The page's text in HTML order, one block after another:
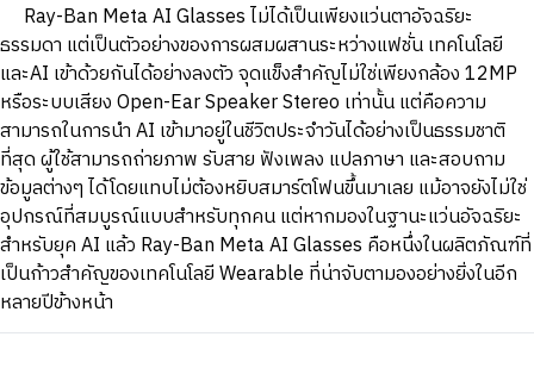
Ray-Ban Meta AI Glasses ไม่ได้เป็นเพียงแว่นตาอัจฉริยะ
ธรรมดา แต่เป็นตัวอย่างของการผสมผสานระหว่างแฟชั่น เทคโนโลยี
และAI เข้าด้วยกันได้อย่างลงตัว จุดแข็งสำคัญไม่ใช่เพียงกล้อง 12MP
หรือระบบเสียง Open-Ear Speaker Stereo เท่านั้น แต่คือความ
สามารถในการนำ AI เข้ามาอยู่ในชีวิตประจำวันได้อย่างเป็นธรรมชาติ
ที่สุด ผู้ใช้สามารถถ่ายภาพ รับสาย ฟังเพลง แปลภาษา และสอบถาม
ข้อมูลต่างๆ ได้โดยแทบไม่ต้องหยิบสมาร์ตโฟนขึ้นมาเลย แม้อาจยังไม่ใช่
อุปกรณ์ที่สมบูรณ์แบบสำหรับทุกคน แต่หากมองในฐานะแว่นอัจฉริยะ
สำหรับยุค AI แล้ว Ray-Ban Meta AI Glasses คือหนึ่งในผลิตภัณฑ์ที่
เป็นก้าวสำคัญของเทคโนโลยี Wearable ที่น่าจับตามองอย่างยิ่งในอีก
หลายปีข้างหน้า